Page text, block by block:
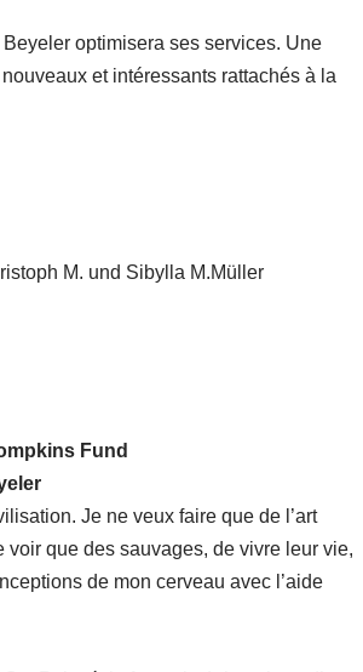
optimisera ses services. Une
et intéressants rattachés à la
M. und Sibylla M.Müller
Fund
Je ne veux faire que de l’art
voir que des sauvages, de vivre leur vie,
de mon cerveau avec l’aide